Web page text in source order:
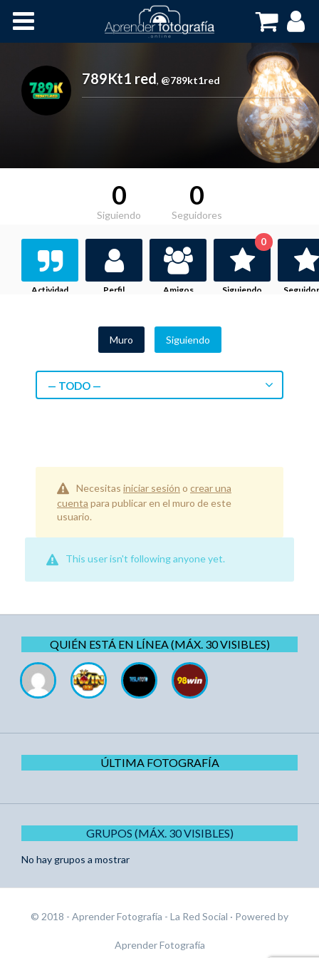
Cursos OnLine
789Kt1 red, @789kt1red
0
Siguiendo
0
Seguidores
Actividad Perfil Amigos Siguiendo
0
Muro Siguiendo
— TODO —
Necesitas iniciar sesión o crear una
cuenta para publicar en el muro de este
usuario.
This user isn't following anyone yet.
QUIÉN ESTÁ EN LÍNEA (MÁX. 30 VISIBLES)
ÚLTIMA FOTOGRAFÍA
GRUPOS (MÁX. 30 VISIBLES)
No hay grupos a mostrar
© 2018 - Aprender Fotografía - La Red Social · Powered by
Aprender Fotografía